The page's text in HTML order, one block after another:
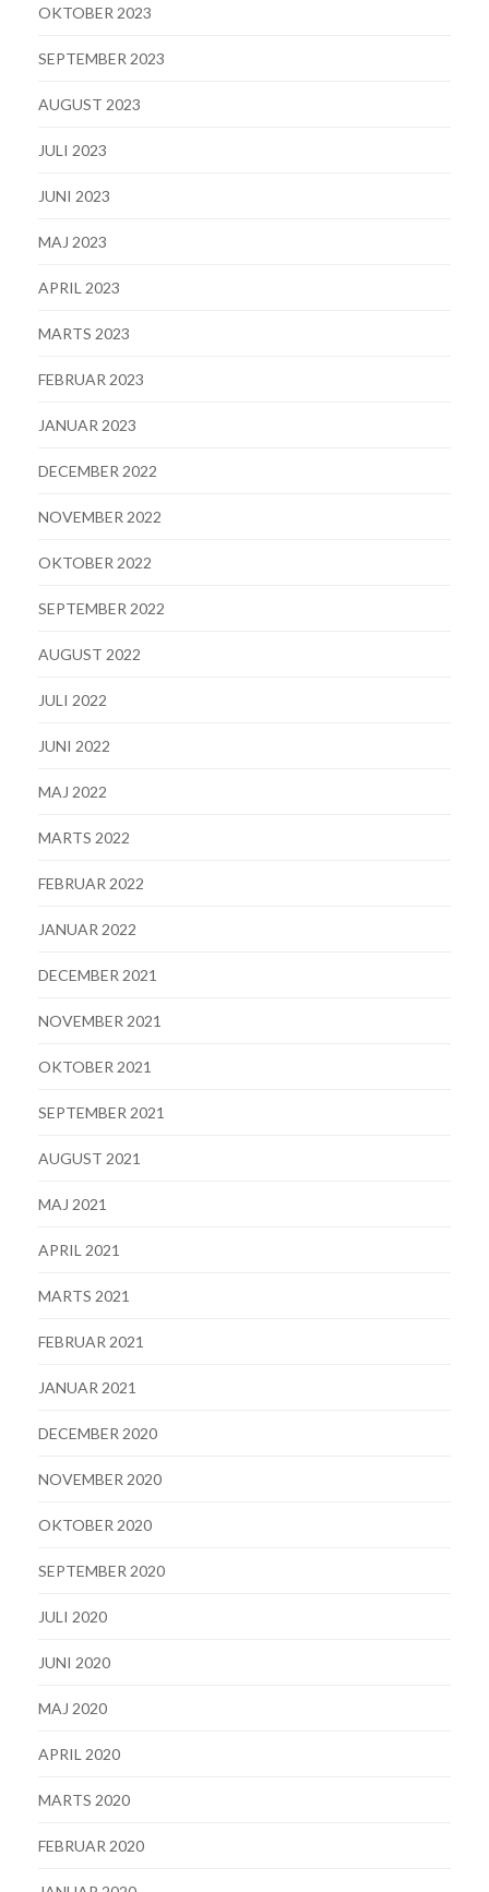
OKTOBER 2023
SEPTEMBER 2023
AUGUST 2023
JULI 2023
JUNI 2023
MAJ 2023
APRIL 2023
MARTS 2023
FEBRUAR 2023
JANUAR 2023
DECEMBER 2022
NOVEMBER 2022
OKTOBER 2022
SEPTEMBER 2022
AUGUST 2022
JULI 2022
JUNI 2022
MAJ 2022
MARTS 2022
FEBRUAR 2022
JANUAR 2022
DECEMBER 2021
NOVEMBER 2021
OKTOBER 2021
SEPTEMBER 2021
AUGUST 2021
MAJ 2021
APRIL 2021
MARTS 2021
FEBRUAR 2021
JANUAR 2021
DECEMBER 2020
NOVEMBER 2020
OKTOBER 2020
SEPTEMBER 2020
JULI 2020
JUNI 2020
MAJ 2020
APRIL 2020
MARTS 2020
FEBRUAR 2020